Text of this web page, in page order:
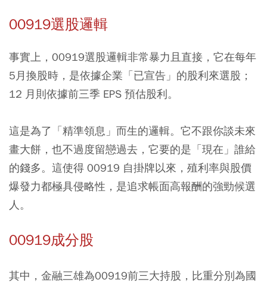
00919選股邏輯
事實上，00919選股邏輯非常暴力且直接，它在每年
5月換股時，是依據企業「已宣告」的股利來選股；
12 月則依據前三季 EPS 預估股利。
這是為了「精準領息」而生的邏輯。它不跟你談未來
畫大餅，也不過度留戀過去，它要的是「現在」誰給
的錢多。這使得 00919 自掛牌以來，殖利率與股價
爆發力都極具侵略性，是追求帳面高報酬的強勁候選
人。
00919成分股
其中，金融三雄為00919前三大持股，比重分別為國